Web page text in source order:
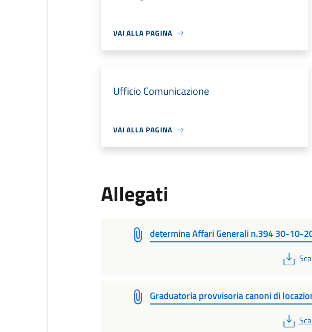
VAI ALLA PAGINA
Ufficio Comunicazione
VAI ALLA PAGINA
Allegati
determina Affari Generali n.394 30-10-
PDF
Graduatoria provvisoria canoni di
PDF